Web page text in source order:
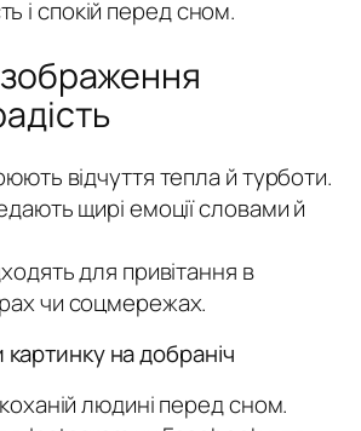
і спокій перед сном.
відчуття тепла й турботи.
щирі емоції словами й
для привітання в
чи соцмережах.
на добраніч
людині перед сном.